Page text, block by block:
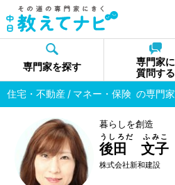
専門家を探す
専門家に
質問する
住宅・不動産
マネー・保険 の専門家
暮らしを創造
後田 文子
うしろだ ふみこ
株式会社新和建設